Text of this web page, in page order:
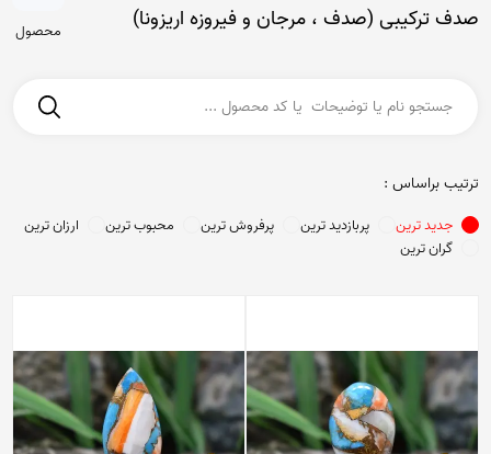
صدف ترکیبی (صدف ، مرجان و فیروزه اریزونا)
محصول
ترتیب براساس :
جدید ترین پربازدید ترین پرفروش ترین محبوب ترین
ارزان ترین
گران ترین